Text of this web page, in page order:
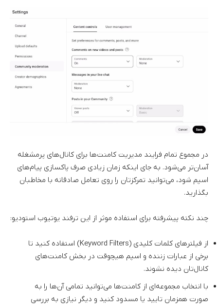
در مجموع تمام فرایند مدیریت کامنت‌ها برای کانال‌های پرمشغله
آسان‌تر می‌شود. به جای اینکه زمان زیادی صرف پاکسازی پیام‌های
اسپم شود، می‌توانید تمرکزتان را روی تعامل صادقانه با مخاطبان
بگذارید.
چند نکته پیشرفته برای استفاده موثر از این ترفند یوتیوب استودیو:
از فیلترهای کلمات کلیدی (Keyword Filters) استفاده کنید تا
برخی از عبارات زننده و اسپم هیچوقت در بخش کامنت‌های
کانال‌تان دیده نشوند.
با انتخاب مجموعه‌ای از کامنت‌ها می‌توانید تمامی آن‌ها را به
صورت همزمان تایید یا مسدود کنید و دیگر نیازی به بررسی